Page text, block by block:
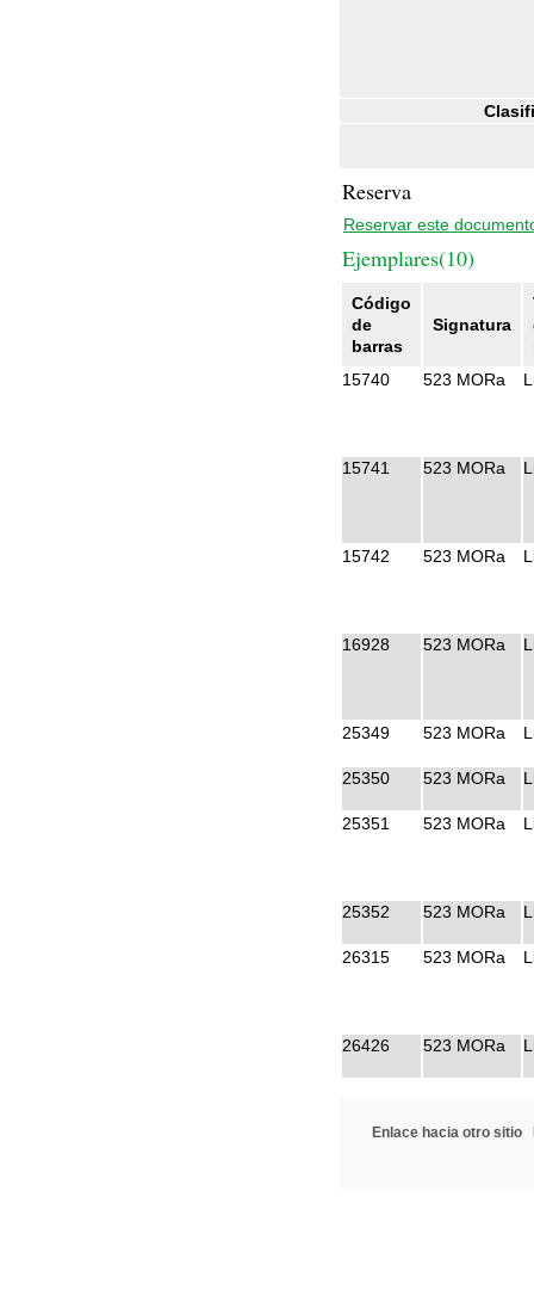
Reserva
Reservar este
Ejemplares(10)
Código
de
barras
Signatura
15740
523 MORa
15741 523 MORa
15742 523 MORa
16928 523 MORa
25349 523 MORa
25350 523 MORa
25351 523 MORa
25352 523 MORa
26315 523 MORa
26426 523 MORa
Enlace hacia otro sitio